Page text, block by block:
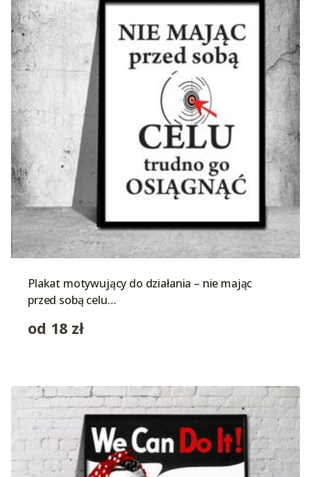
Plakat motywujący do działania – nie mając
przed sobą celu…
od 18 zł